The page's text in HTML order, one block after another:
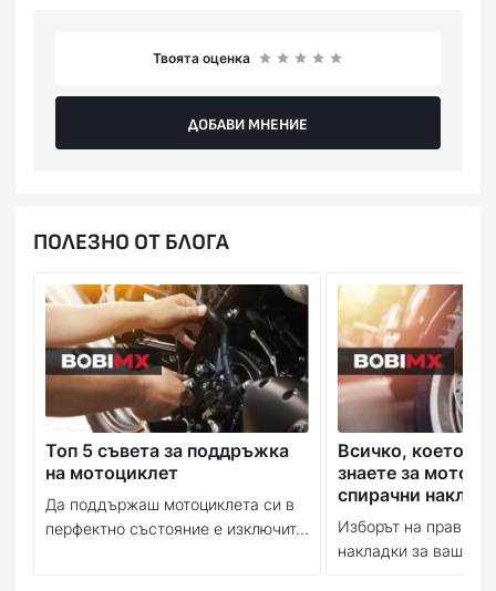
Твоята оценка
ДОБАВИ МНЕНИЕ
ПОЛЕЗНО ОТ БЛОГА
Топ 5 съвета за поддръжка
на мотоциклет
Да поддържаш мотоциклета си в
перфектно състояние е изключит...
Всичко, което
знаете за
спирачни
Изборът на
накладки за вашия